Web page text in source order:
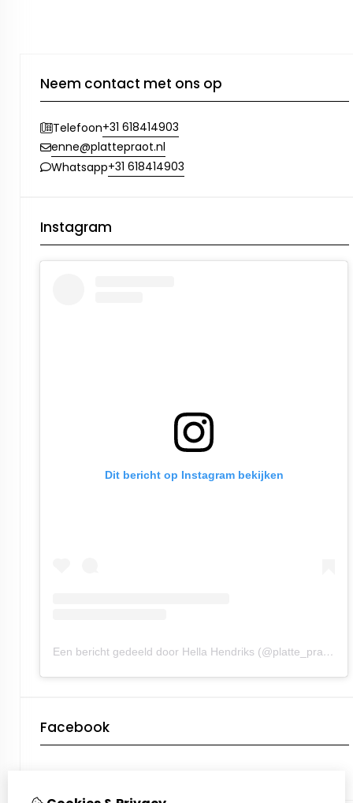
Neem contact met ons op
Telefoon+31 618414903
enne@plattepraot.nl
Whatsapp+31 618414903
Instagram
Dit bericht op Instagram bekijken
Een bericht gedeeld door Hella Hendriks (@platte_praot)
Facebook